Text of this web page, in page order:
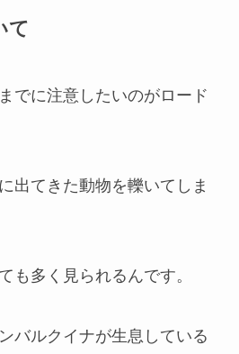
て
でに注意したいのがロード
出てきた動物を轢いてしま
も多く見られるんです。
バルクイナが生息している